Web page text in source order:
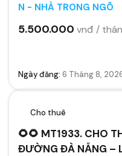
N - NHÀ TRONG NGÕ
5.500.000 vnđ /
Ngày đăng: 6 Tháng 8,
Cho thuê
🌻🌻 MT1933. CHO
ĐƯỜNG ĐÀ NẴNG –